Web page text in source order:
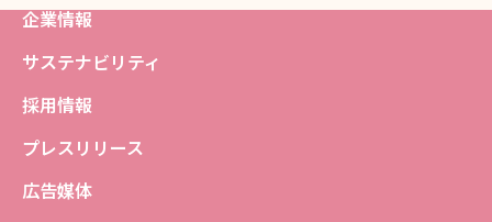
企業情報
サステナビリティ
採用情報
プレスリリース
広告媒体